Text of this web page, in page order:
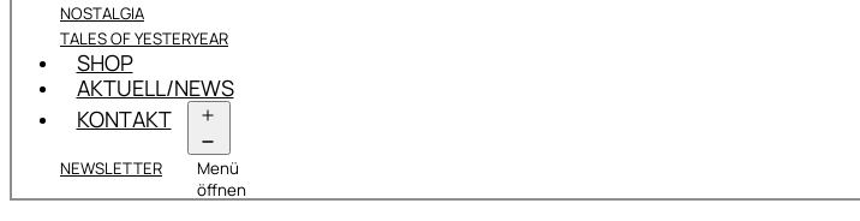
NOSTALGIA
TALES OF YESTERYEAR
SHOP
AKTUELL/NEWS
KONTAKT
Menü
öffnen
NEWSLETTER